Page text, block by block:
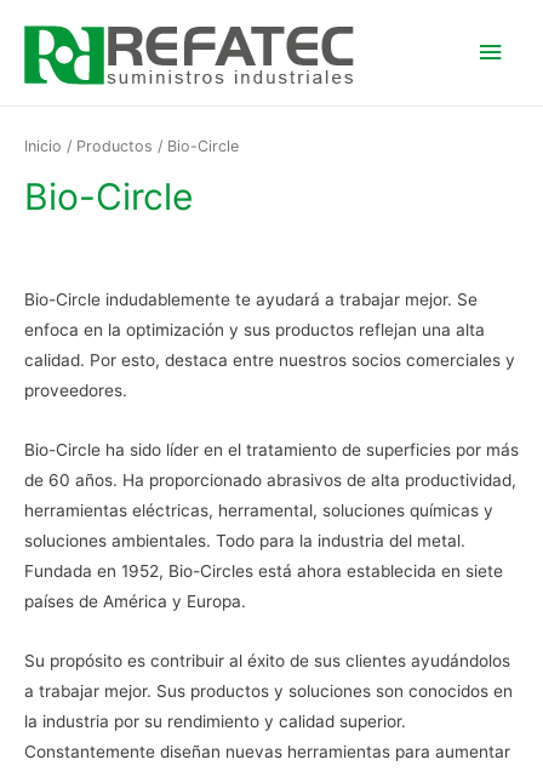
Inicio / Productos / Bio-Circle
Bio-Circle
Bio-Circle indudablemente te ayudará a trabajar mejor. Se
enfoca en la optimización y sus productos reflejan una alta
calidad. Por esto, destaca entre nuestros socios comerciales y
proveedores.
Bio-Circle ha sido líder en el tratamiento de superficies por más
de 60 años. Ha proporcionado abrasivos de alta productividad,
herramientas eléctricas, herramental, soluciones químicas y
soluciones ambientales. Todo para la industria del metal.
Fundada en 1952, Bio-Circles está ahora establecida en siete
países de América y Europa.
Su propósito es contribuir al éxito de sus clientes ayudándolos
a trabajar mejor. Sus productos y soluciones son conocidos en
la industria por su rendimiento y calidad superior.
Constantemente diseñan nuevas herramientas para aumentar